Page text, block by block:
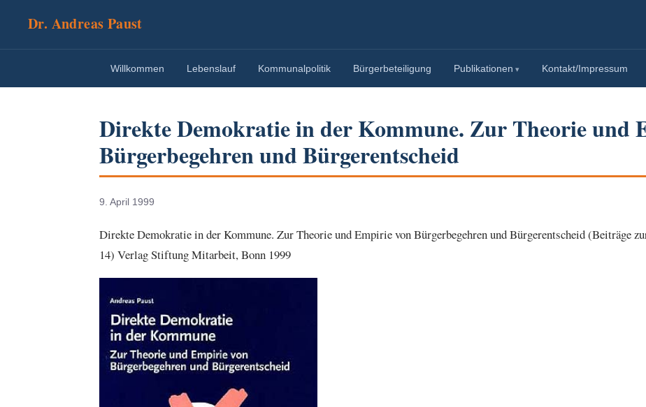
Dr. Andreas Paust
Willkommen Lebenslauf Kommunalpolitik Bürgerbeteiligung Publikationen Kontakt/Impressum
Direkte Demokratie in der Kommune. Zur Theorie und
Bürgerbegehren und Bürgerentscheid
9. April 1999
Direkte Demokratie in der Kommune. Zur Theorie und Empirie von Bürgerbegehren und Bürgerentscheid (Beiträge
14) Verlag Stiftung Mitarbeit, Bonn 1999